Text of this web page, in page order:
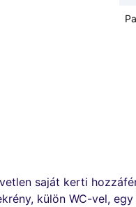
saját kerti
külön WC-vel,